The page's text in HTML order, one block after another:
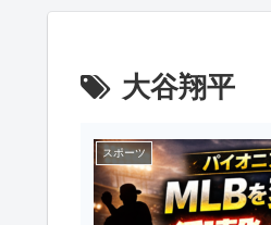
大谷翔平
スポーツ